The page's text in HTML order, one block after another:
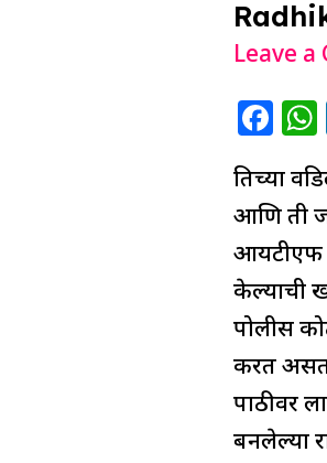
Leave
F
c
e
b
o
o
k
तिच्या
आणि ती
आयटीएफ
केल्याची
पोलीस
करत
पाठीवर
बनलेल्या
–
राष्ट्रीय
टेनिसपटू
राधिकाची
गोळ्या
झाडून
निर्घृण
हत्या